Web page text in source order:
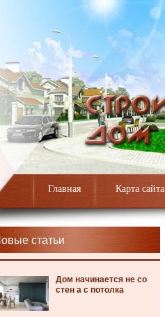
Главная Карта сайта
статьи
Дом начинается не со
стен а с потолка